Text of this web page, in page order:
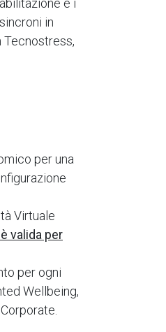
e i
in
Tecnostress,
per una
Virtuale
valida per
per ogni
Wellbeing,